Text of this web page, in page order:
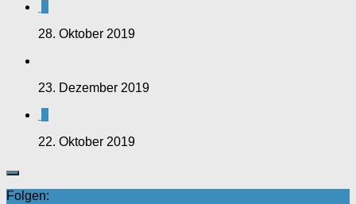
28. Oktober 2019
23. Dezember 2019
22. Oktober 2019
Folgen: